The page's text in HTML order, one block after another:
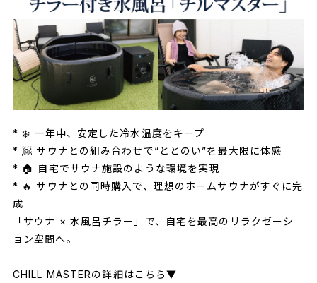
* ❄️ 一年中、安定した冷水温度をキープ
* 🧖 サウナとの組み合わせで“ととのい”を最大限に体感
* 🏠 自宅でサウナ施設のような環境を実現
* 🔥 サウナとの同時購入で、理想のホームサウナがすぐに完
成
「サウナ × 水風呂チラー」で、自宅を最高のリラクゼーシ
ョン空間へ。
CHILL MASTERの詳細はこちら▼